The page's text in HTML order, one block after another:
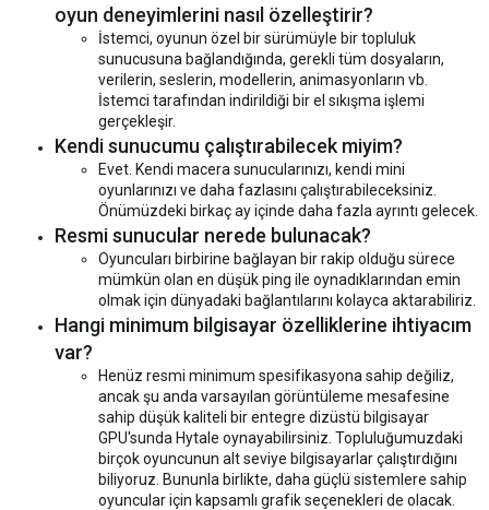
oyun deneyimlerini nasıl özelleştirir?
İstemci, oyunun özel bir sürümüyle bir topluluk
sunucusuna bağlandığında, gerekli tüm dosyaların,
verilerin, seslerin, modellerin, animasyonların vb.
İstemci tarafından indirildiği bir el sıkışma işlemi
gerçekleşir.
Kendi sunucumu çalıştırabilecek miyim?
Evet. Kendi macera sunucularınızı, kendi mini
oyunlarınızı ve daha fazlasını çalıştırabileceksiniz.
Önümüzdeki birkaç ay içinde daha fazla ayrıntı gelecek.
Resmi sunucular nerede bulunacak?
Oyuncuları birbirine bağlayan bir rakip olduğu sürece
mümkün olan en düşük ping ile oynadıklarından emin
olmak için dünyadaki bağlantılarını kolayca aktarabiliriz.
Hangi minimum bilgisayar özelliklerine ihtiyacım
var?
Henüz resmi minimum spesifikasyona sahip değiliz,
ancak şu anda varsayılan görüntüleme mesafesine
sahip düşük kaliteli bir entegre dizüstü bilgisayar
GPU'sunda Hytale oynayabilirsiniz. Topluluğumuzdaki
birçok oyuncunun alt seviye bilgisayarlar çalıştırdığını
biliyoruz. Bununla birlikte, daha güçlü sistemlere sahip
oyuncular için kapsamlı grafik seçenekleri de olacak.